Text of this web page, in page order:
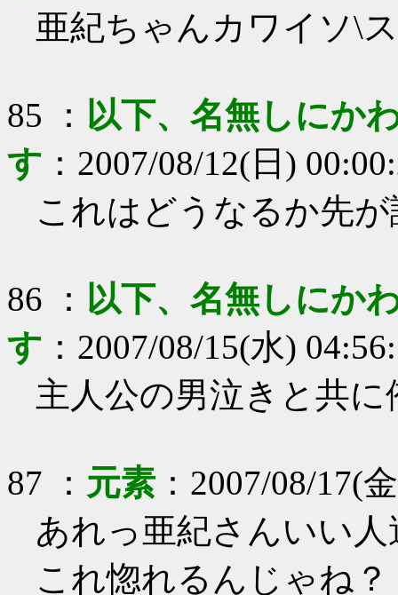
亜紀ちゃんカワイソ\
85 ： 以下、名無しにか
す ： 2007/08/12(日)
これはどうなるか先
86 ： 以下、名無しにか
す ： 2007/08/15(水)
主人公の男泣きと共
87 ： 元素： 2007/08/17(
あれっ亜紀さんいい
これ惚れるんじゃね？